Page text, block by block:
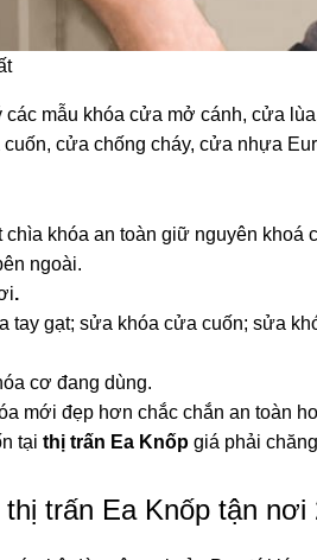
mẫu khóa cửa mở cánh, cửa
cửa chống cháy, cửa nhựa
khóa an toàn giữ nguyên khoá
ngoài.
.
tay gạt; sửa khóa cửa cuốn; sửa
cơ đang dùng.
mới đẹp hơn chắc chắn an toàn
tại thị trấn Ea Knốp giá phải
trấn Ea Knốp tận nơi